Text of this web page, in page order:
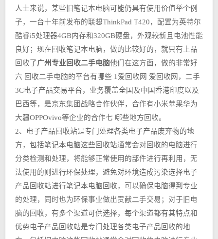
人士来说，某些旧笔记本电脑可能仍具有使用价值举个例
子，一台十年前发布的联想ThinkPad T420，配置为英特尔
酷睿i5处理器4GB内存和320GB硬盘，外观较新且电池性能
良好；现在回收笔记本电脑，做的比较好的，就只有上品
回收了广州专业回收二手电脑他们在这方面，做的非常好
六 回收二手电脑的平台有哪些 1爱回收网 爱回收网，二手
3C电子产品交易平台，业务覆盖全国及中国香港印度以及
巴西等，是京东集团战略合作伙伴，合作有小米苹果华为
大疆OPPOvivo等企业的合作七 哪些地方回收。
2、电子产品回收站是专门处理各类电子产品废弃物的地
方，包括笔记本电脑这些回收站通常会对回收的电脑进行
分类检测和处理，将能够正常使用的部件进行再利用，无
法使用的则进行环保处理，避免对环境造成污染选择电子
产品回收站进行笔记本电脑回收，可以确保电脑得到专业
的处理，同时也为环保事业做出贡献二手交易；对于旧电
脑的回收，有多个渠道可供选择，每个渠道都有其特点和
优势电子产品回收站是专门处理各类电子产品回收的地